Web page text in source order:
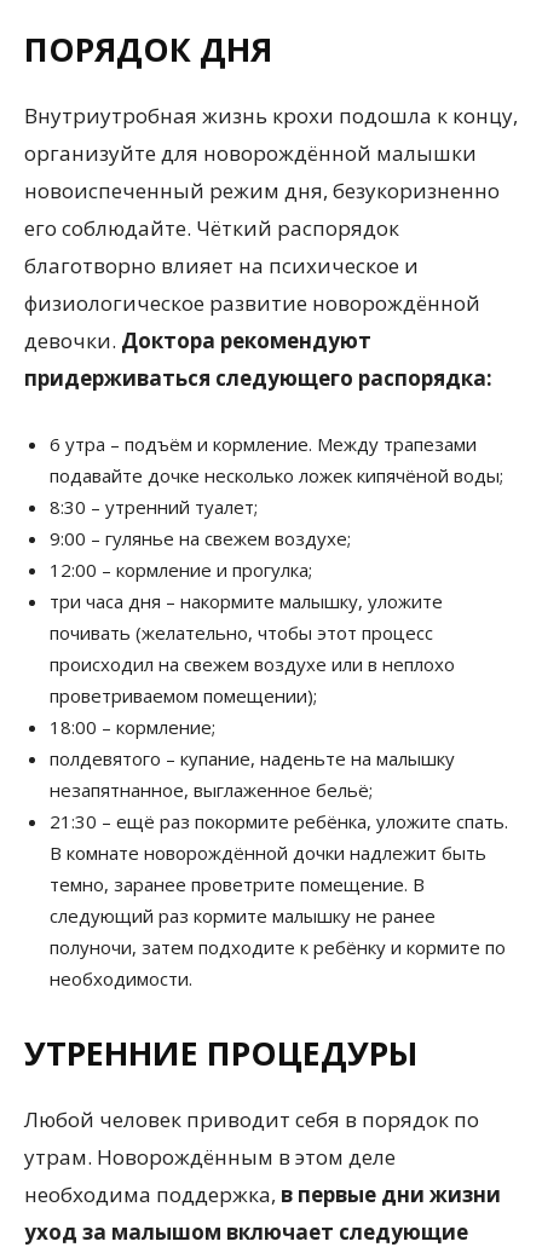
ПОРЯДОК ДНЯ
Внутриутробная жизнь крохи подошла к концу,
организуйте для новорождённой малышки
новоиспеченный режим дня, безукоризненно
его соблюдайте. Чёткий распорядок
благотворно влияет на психическое и
физиологическое развитие новорождённой
девочки. Доктора рекомендуют
придерживаться следующего распорядка:
6 утра – подъём и кормление. Между трапезами
подавайте дочке несколько ложек кипячёной воды;
8:30 – утренний туалет;
9:00 – гулянье на свежем воздухе;
12:00 – кормление и прогулка;
три часа дня – накормите малышку, уложите
почивать (желательно, чтобы этот процесс
происходил на свежем воздухе или в неплохо
проветриваемом помещении);
18:00 – кормление;
полдевятого – купание, наденьте на малышку
незапятнанное, выглаженное бельё;
21:30 – ещё раз покормите ребёнка, уложите спать.
В комнате новорождённой дочки надлежит быть
темно, заранее проветрите помещение. В
следующий раз кормите малышку не ранее
полуночи, затем подходите к ребёнку и кормите по
необходимости.
УТРЕННИЕ ПРОЦЕДУРЫ
Любой человек приводит себя в порядок по
утрам. Новорождённым в этом деле
необходима поддержка, в первые дни жизни
уход за малышом включает следующие